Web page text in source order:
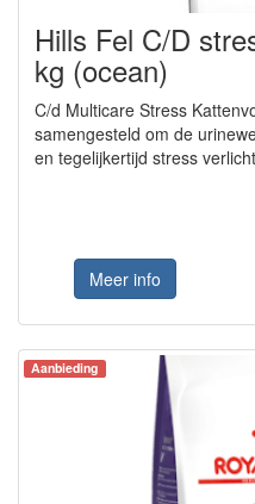
Hills Fel C/D
kg (ocean)
C/d Multicare Stress
samengesteld om de
en tegelijkertijd stress
Meer info
Aanbieding